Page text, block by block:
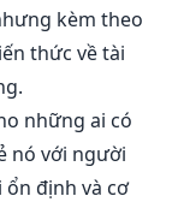
kèm theo
thức về tài
những ai có
nó với người
định và cơ